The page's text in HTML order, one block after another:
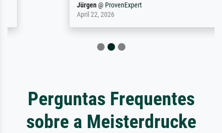
ProvenExpert
April 22, 2026
Perguntas Frequentes
sobre a Meisterdrucke